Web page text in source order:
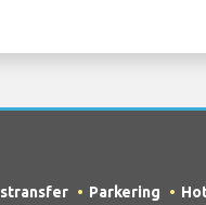
Parkering